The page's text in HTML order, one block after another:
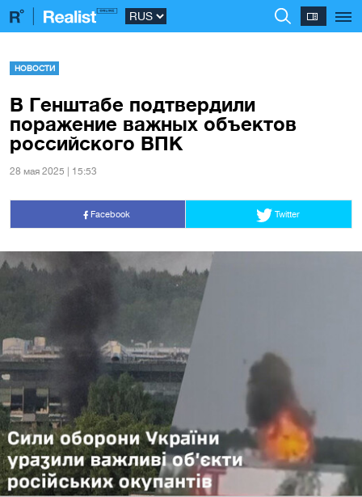
НОВОСТИ
В Генштабе подтвердили
поражение важных объектов
российского ВПК
28 мая 2025 | 15:53
Facebook Twitter